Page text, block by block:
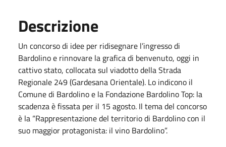
Descrizione
Un concorso di idee per ridisegnare l’ingresso di
Bardolino e rinnovare la grafica di benvenuto, oggi in
cattivo stato, collocata sul viadotto della Strada
Regionale 249 (Gardesana Orientale). Lo indicono il
Comune di Bardolino e la Fondazione Bardolino Top: la
scadenza è fissata per il 15 agosto. Il tema del concorso
è la “Rappresentazione del territorio di Bardolino con il
suo maggior protagonista: il vino Bardolino”.